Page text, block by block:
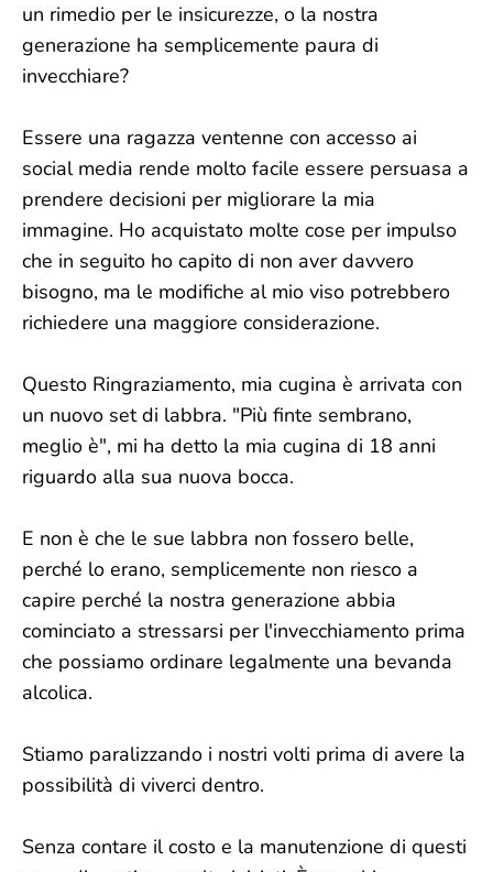
un rimedio per le insicurezze, o la nostra
generazione ha semplicemente paura di
invecchiare?
Essere una ragazza ventenne con accesso ai
social media rende molto facile essere persuasa a
prendere decisioni per migliorare la mia
immagine. Ho acquistato molte cose per impulso
che in seguito ho capito di non aver davvero
bisogno, ma le modifiche al mio viso potrebbero
richiedere una maggiore considerazione.
Questo Ringraziamento, mia cugina è arrivata con
un nuovo set di labbra. "Più finte sembrano,
meglio è", mi ha detto la mia cugina di 18 anni
riguardo alla sua nuova bocca.
E non è che le sue labbra non fossero belle,
perché lo erano, semplicemente non riesco a
capire perché la nostra generazione abbia
cominciato a stressarsi per l'invecchiamento prima
che possiamo ordinare legalmente una bevanda
alcolica.
Stiamo paralizzando i nostri volti prima di avere la
possibilità di viverci dentro.
Senza contare il costo e la manutenzione di questi